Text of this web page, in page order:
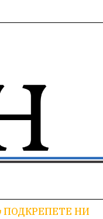
ПОДКРЕПЕТЕ НИ